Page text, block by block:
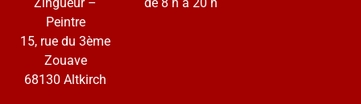
Peintre
15, rue du 3ème
Zouave
68130 Altkirch